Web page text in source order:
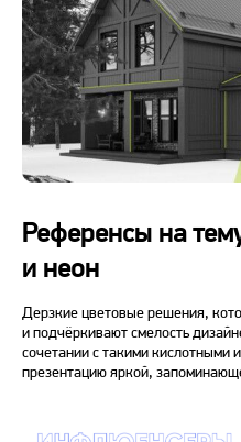
Референсы на
и неон
Дерзкие цветовые решения,
и подчёркивают смелость
сочетании с такими кислотными
презентацию яркой,